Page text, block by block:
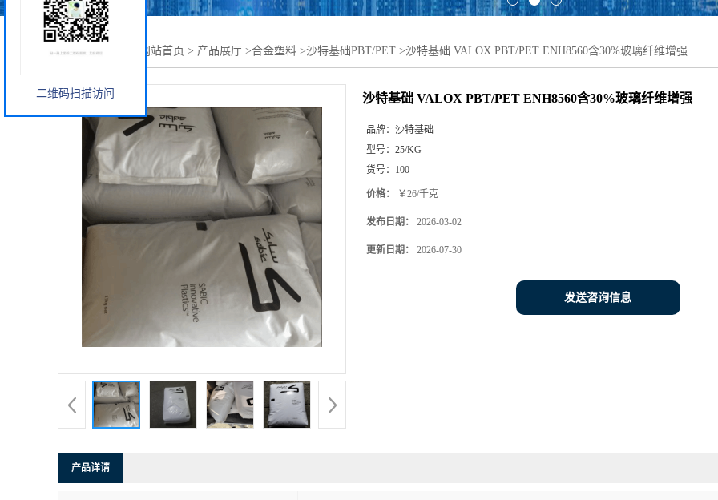
您当前的位置： 网站首页 > 产品展厅 >合金塑料 >沙特基础PBT/PET >沙特基础 VALOX PBT/PET ENH8560含30%玻璃纤维增强
沙特基础 VALOX PBT/PET ENH8560含30%玻璃纤维增强
品牌： 沙特基础
型号： 25/KG
货号： 100
价格： ￥26/千克
发布日期： 2026-03-02
更新日期： 2026-07-30
发送咨询信息
产品详请
二维码扫描访问